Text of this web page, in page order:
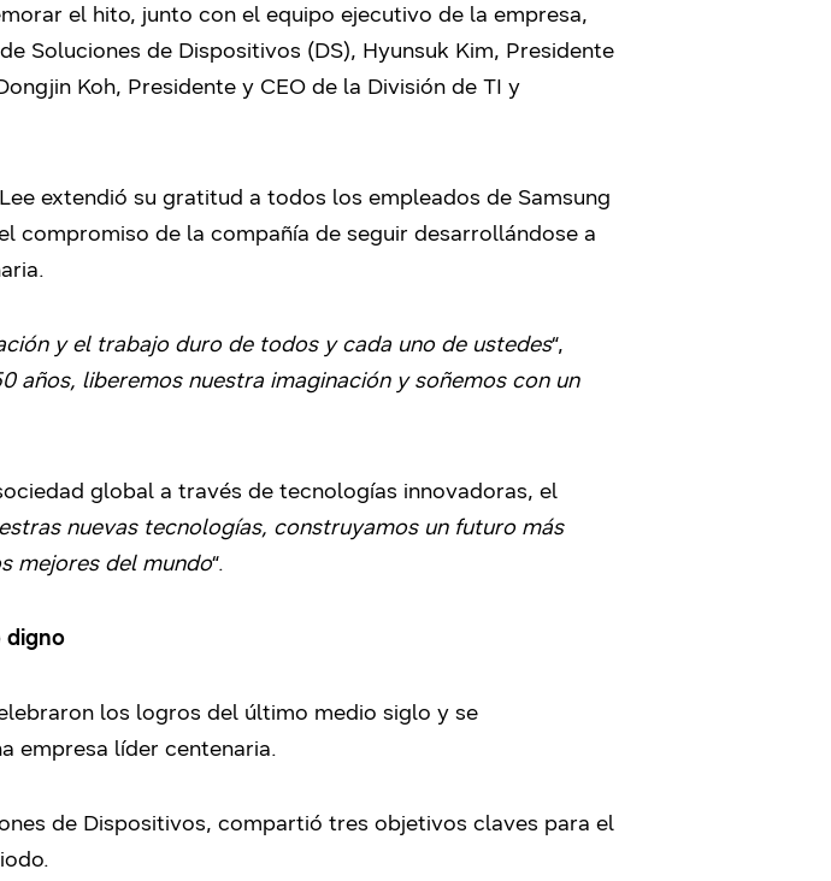
el hito, junto con el equipo ejecutivo de la empresa,
Soluciones de Dispositivos (DS), Hyunsuk Kim, Presidente
Koh, Presidente y CEO de la División de TI y
extendió su gratitud a todos los empleados de Samsung
compromiso de la compañía de seguir desarrollándose a
y el trabajo duro de todos y cada uno de ustedes“,
años, liberemos nuestra imaginación y soñemos con un
global a través de tecnologías innovadoras, el
nuevas tecnologías, construyamos un futuro más
mejores del mundo“.
digno
los logros del último medio siglo y se
empresa líder centenaria.
de Dispositivos, compartió tres objetivos claves para el